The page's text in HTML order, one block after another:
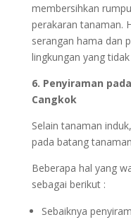
membersihkan
perakaran tanaman.
serangan hama dan
lingkungan yang
6. Penyiraman
Cangkok
Selain tanaman
pada batang
Beberapa hal yang
sebagai berikut :
Sebaiknya